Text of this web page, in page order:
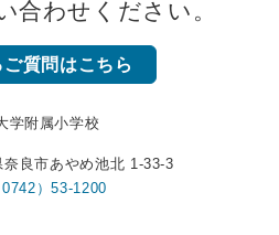
合わせください。
ご質問はこちら
学附属小学校
奈良市あやめ池北 1-33-3
0742）53-1200